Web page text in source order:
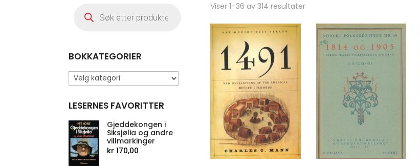
Viser 1–36 av 314 resultater
search
BOKKATEGORIER
LESERNES FAVORITTER
Gjeddekongen i
Siksjølia og andre
villmarkinger
kr 170,00